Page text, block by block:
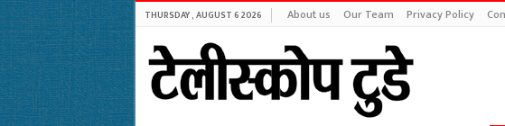
THURSDAY , AUGUST 6 2026 About us Our Team Privacy Policy